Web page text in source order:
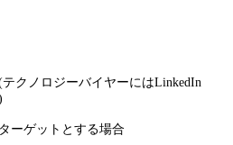
クノロジーバイヤーにはLinkedIn
ーゲットとする場合